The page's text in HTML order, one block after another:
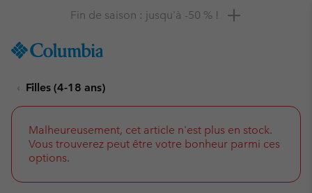
TO
SKIP
NAV
SKIP
TO
SEARCH
Remise de 10 % à saisir
Filles (4-18 ans)
Malheureusement, cet article n'est plus en stock.
Vous trouverez peut être votre bonheur parmi ces
options.